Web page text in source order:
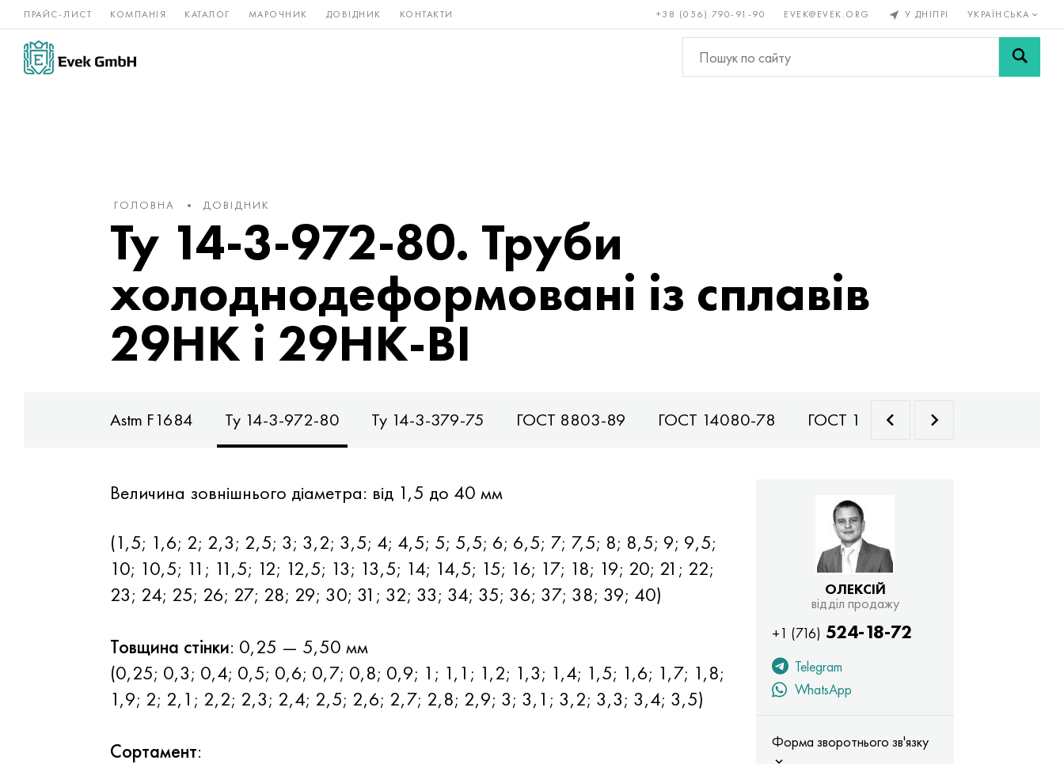
ПРАЙС-ЛИСТ КОМПАНІЯ КАТАЛОГ МАРОЧНИК ДОВІДНИК КОНТАКТИ +38 (056) 790-91-90 EVEK@EVEK.ORG У ДНІПРІ УКРАЇНСЬКА
Нікелеві
сплави
Рідкісні і Бронза, мідь, Кольорові
метали
Легована Сітки і
ГОЛОВНА ДОВІДНИК
Ту 14-3-972-80. Труби
холоднодеформовані із сплавів
29НК і 29НК-ВІ
Astm F1684 Ту 14-3-972-80 Ту 14-3-379-75 ГОСТ 8803-89 ГОСТ 14080-78 ГОСТ 10160-75
Величина зовнішнього діаметра: від 1,5 до 40 мм
(1,5; 1,6; 2; 2,3; 2,5; 3; 3,2; 3,5; 4; 4,5; 5; 5,5; 6; 6,5; 7; 7,5; 8; 8,5; 9; 9,5;
10; 10,5; 11; 11,5; 12; 12,5; 13; 13,5; 14; 14,5; 15; 16; 17; 18; 19; 20; 21; 22;
23; 24; 25; 26; 27; 28; 29; 30; 31; 32; 33; 34; 35; 36; 37; 38; 39; 40)
Товщина стінки: 0,25 — 5,50 мм
(0,25; 0,3; 0,4; 0,5; 0,6; 0,7; 0,8; 0,9; 1; 1,1; 1,2; 1,3; 1,4; 1,5; 1,6; 1,7; 1,8;
1,9; 2; 2,1; 2,2; 2,3; 2,4; 2,5; 2,6; 2,7; 2,8; 2,9; 3; 3,1; 3,2; 3,3; 3,4; 3,5)
Сортамент:
ОЛЕКСІЙ
відділ продажу
+1 (716) 524-18-72
Telegram
WhatsApp
Форма зворотнього зв'язку